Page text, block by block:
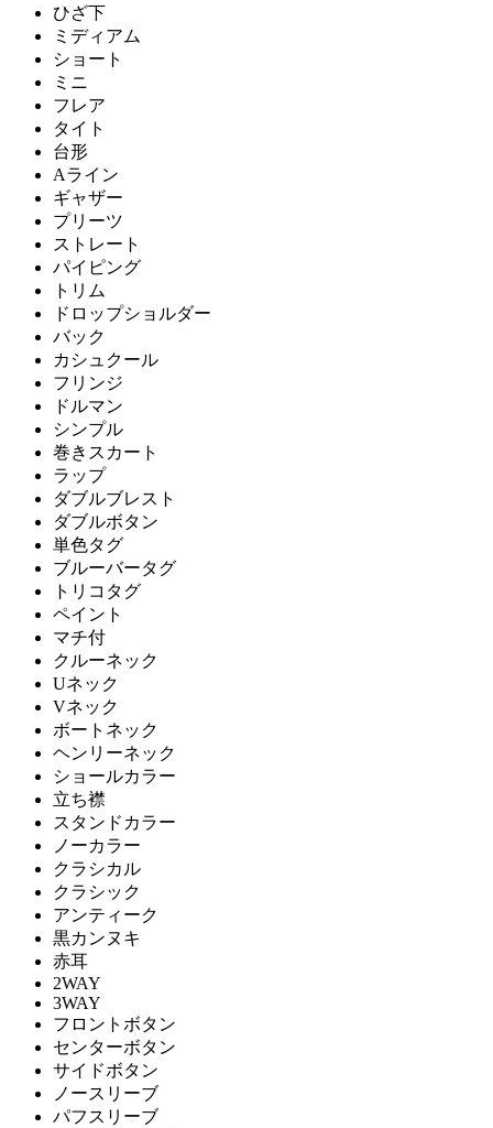
ひざ下
ミディアム
ショート
ミニ
フレア
タイト
台形
Aライン
ギャザー
プリーツ
ストレート
パイピング
トリム
ドロップショルダー
バック
カシュクール
フリンジ
ドルマン
シンプル
巻きスカート
ラップ
ダブルブレスト
ダブルボタン
単色タグ
ブルーバータグ
トリコタグ
ペイント
マチ付
クルーネック
Uネック
Vネック
ボートネック
ヘンリーネック
ショールカラー
立ち襟
スタンドカラー
ノーカラー
クラシカル
クラシック
アンティーク
黒カンヌキ
赤耳
2WAY
3WAY
フロントボタン
センターボタン
サイドボタン
ノースリーブ
パフスリーブ